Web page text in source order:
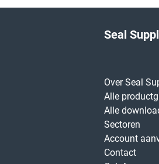
Seal
Over Seal
Alle
Alle
Sectoren
Account
Contact